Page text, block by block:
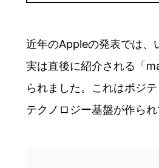
近年のAppleの発表では、
実は直後に紹介される「
られました。これはポジ
テクノロジー基盤が作ら